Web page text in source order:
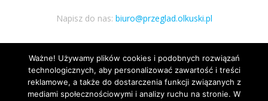
Napisz do nas: biuro@przeglad.olkuski.pl
Podążaj za nami
Ważne! Używamy plików cookies i podobnych rozwiązań
technologicznych, aby personalizować zawartość i treści
reklamowe, a także do dostarczenia funkcji związanych z
mediami społecznościowymi i analizy ruchu na stronie. W